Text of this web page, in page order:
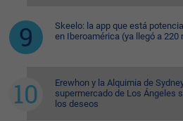
Skeelo: la app que está
en Iberoamérica (ya llegó a
Erewhon y la Alquimia de
supermercado de Los Ángeles
los deseos